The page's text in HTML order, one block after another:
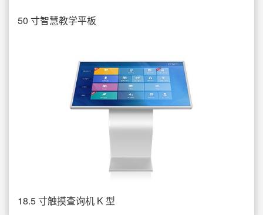
50 寸智慧教学平板
18.5 寸触摸查询机 K 型